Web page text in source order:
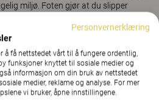
miljø. Foten gjør at du slipper
Personvernerklæring
å få nettstedet vårt til å fungere ordentlig,
funksjoner knyttet til sosiale medier og
informasjon om din bruk av nettstedet
medier, reklame og analyse. For mer
vi bruker, åpne innstillingene.